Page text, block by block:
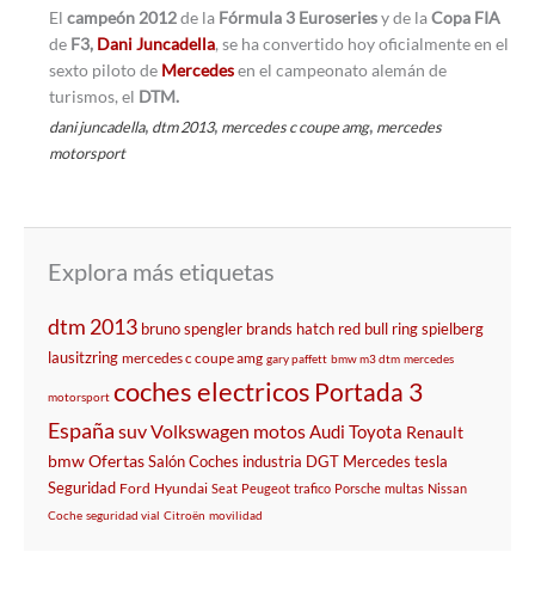
El campeón 2012de la Fórmula 3 Euroseriesy de laCopa FIA
de F3, Dani Juncadella, se ha convertido hoy oficialmente en el
sexto piloto de Mercedesen el campeonato alemán de
turismos, el DTM.
dani juncadella, dtm 2013, mercedes c coupe amg, mercedes
motorsport
Explora más etiquetas
dtm 2013 bruno spengler brands hatch red bull ring spielberg
lausitzring mercedes c coupe amg gary paffett bmw m3 dtm mercedes
motorsport coches electricos Portada 3
España suvVolkswagen motos Audi Toyota Renault
bmwOfertasSalónCoches industria DGT Mercedes tesla
Seguridad Ford Hyundai Seat Peugeot trafico Porsche multas Nissan
Coche seguridad vial Citroën movilidad